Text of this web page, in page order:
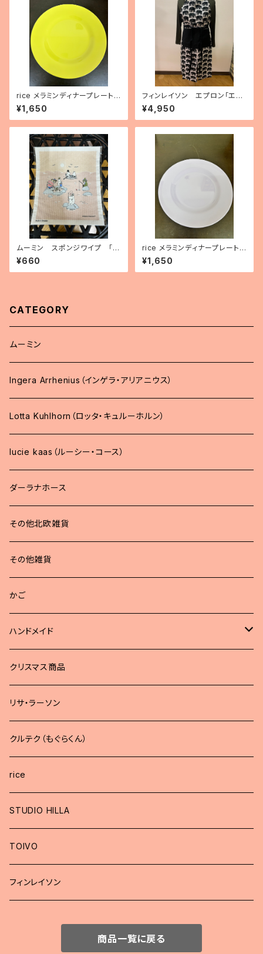
rice メラミンディナープレート
（レモンイエロー）
¥1,650
フィンレイソン エプロン「エレ
ファンティ」
¥4,950
ムーミン スポンジワイプ 「ム
ーミンサマー」
¥660
rice メラミンディナープレート
（パープル）
¥1,650
CATEGORY
ムーミン
Ingera Arrhenius（インゲラ・アリアニウス）
Lotta Kuhlhorn（ロッタ・キュルーホルン）
lucie kaas（ルーシー・コース）
ダーラナホース
その他北欧雑貨
その他雑貨
かご
ハンドメイド
どうぶつブローチ
クリスマス商品
リサ・ラーソン
クルテク（もぐらくん）
rice
STUDIO HILLA
TOIVO
フィンレイソン
商品一覧に戻る